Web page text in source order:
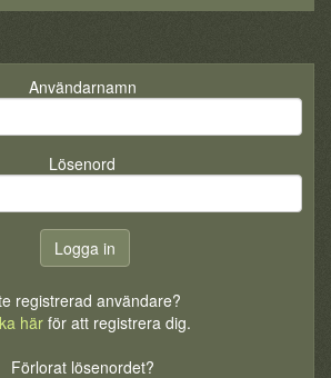
Användarnamn
Lösenord
registrerad användare?
härför att registrera dig.
Förlorat lösenordet?